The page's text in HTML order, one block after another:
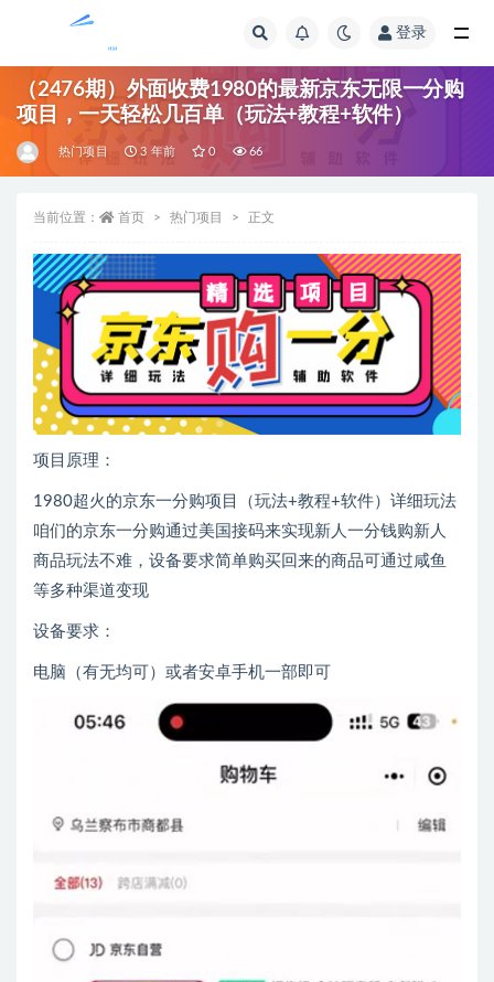
登录
（2476期）外面收费1980的最新京东无限一分购
项目，一天轻松几百单（玩法+教程+软件）
热门项目 3 年前 0 66
当前位置： 首页 热门项目 正文
项目原理：
1980超火的京东一分购项目（玩法+教程+软件）详细玩法
咱们的京东一分购通过美国接码来实现新人一分钱购新人
商品玩法不难，设备要求简单购买回来的商品可通过咸鱼
等多种渠道变现
设备要求：
电脑（有无均可）或者安卓手机一部即可